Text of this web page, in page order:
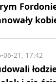
06-21, 17:42